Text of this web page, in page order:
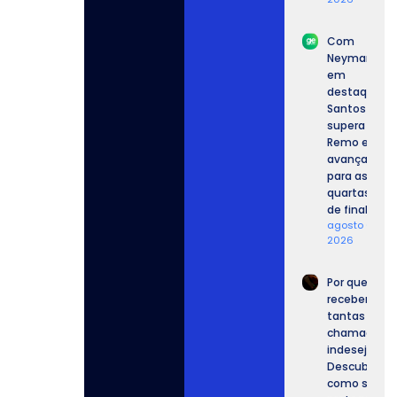
Com
Neymar
em
destaque,
Santos
supera o
Remo e
avança
para as
quartas
de final.
agosto 6,
2026
Por que
recebemos
tantas
chamadas
Descubra
como se